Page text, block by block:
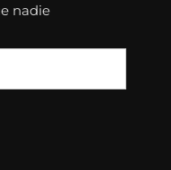
nadie